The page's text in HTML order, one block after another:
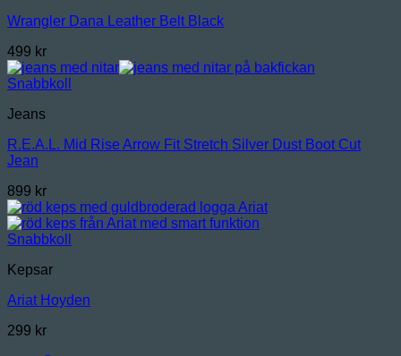
Wrangler Dana Leather Belt Black
499 kr
Snabbkoll
Jeans
R.E.A.L. Mid Rise Arrow Fit Stretch Silver Dust Boot Cut
Jean
899 kr
Snabbkoll
Kepsar
Ariat Hoyden
299 kr